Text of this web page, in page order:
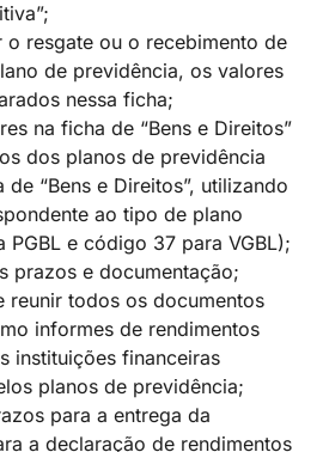
o resgate ou o recebimento de
de previdência, os valores
nessa ficha;
na ficha de “Bens e Direitos”
dos planos de previdência
“Bens e Direitos”, utilizando
ao tipo de plano
e código 37 para VGBL);
prazos e documentação;
reunir todos os documentos
informes de rendimentos
instituições financeiras
planos de previdência;
para a entrega da
a declaração de rendimentos